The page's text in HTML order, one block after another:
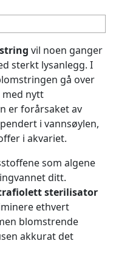
vil noen ganger
sterkt lysanlegg. I
gå over
med nytt
er forårsaket av
i vannsøylen,
i akvariet.
som algene
ditt.
sterilisator
ethvert
blomstrende
akkurat det